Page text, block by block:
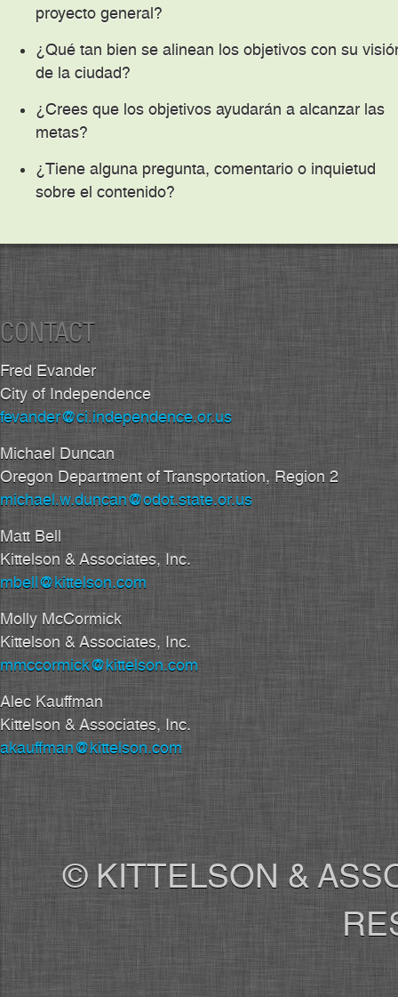
proyecto general?
¿Qué tan bien se alinean los objetivos con su
de la ciudad?
¿Crees que los objetivos ayudarán a alcanzar las
metas?
¿Tiene alguna pregunta, comentario o inquietud
sobre el contenido?
CONTACT
Fred Evander
City of Independence
fevander@ci.independence.or.us
Michael Duncan
Oregon Department of Transportation, Region 2
michael.w.duncan@odot.state.or.us
Matt Bell
Kittelson & Associates, Inc.
mbell@kittelson.com
Molly McCormick
Kittelson & Associates, Inc.
mmccormick@kittelson.com
Alec Kauffman
Kittelson & Associates, Inc.
akauffman@kittelson.com
© KITTELSON &